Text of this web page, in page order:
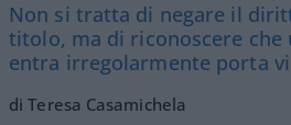
Non si tratta di negare il
titolo, ma di riconoscere che
entra irregolarmente porta
di Teresa Casamichela